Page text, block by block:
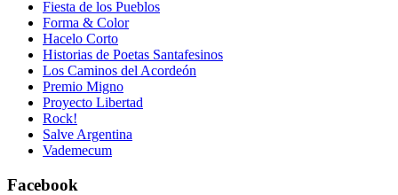
Fiesta de los Pueblos
Forma & Color
Hacelo Corto
Historias de Poetas Santafesinos
Los Caminos del Acordeón
Premio Migno
Proyecto Libertad
Rock!
Salve Argentina
Vademecum
Facebook